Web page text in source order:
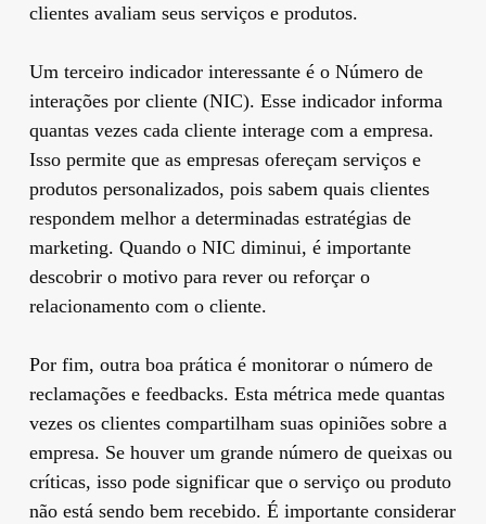
clientes avaliam seus serviços e produtos.
Um terceiro indicador interessante é o Número de
interações por cliente (NIC). Esse indicador informa
quantas vezes cada cliente interage com a empresa.
Isso permite que as empresas ofereçam serviços e
produtos personalizados, pois sabem quais clientes
respondem melhor a determinadas estratégias de
marketing. Quando o NIC diminui, é importante
descobrir o motivo para rever ou reforçar o
relacionamento com o cliente.
Por fim, outra boa prática é monitorar o número de
reclamações e feedbacks. Esta métrica mede quantas
vezes os clientes compartilham suas opiniões sobre a
empresa. Se houver um grande número de queixas ou
críticas, isso pode significar que o serviço ou produto
não está sendo bem recebido. É importante considerar